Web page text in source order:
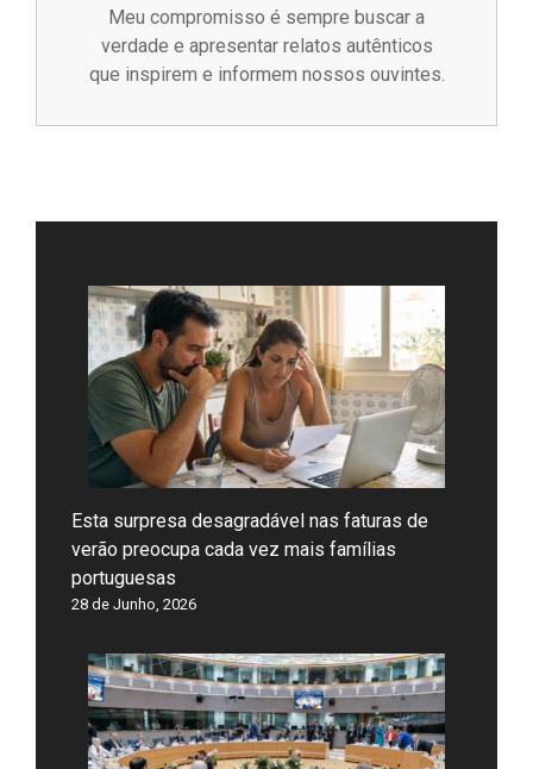
Meu compromisso é sempre buscar a
verdade e apresentar relatos autênticos
que inspirem e informem nossos ouvintes.
Esta surpresa desagradável nas faturas de
verão preocupa cada vez mais famílias
portuguesas
28 de Junho, 2026